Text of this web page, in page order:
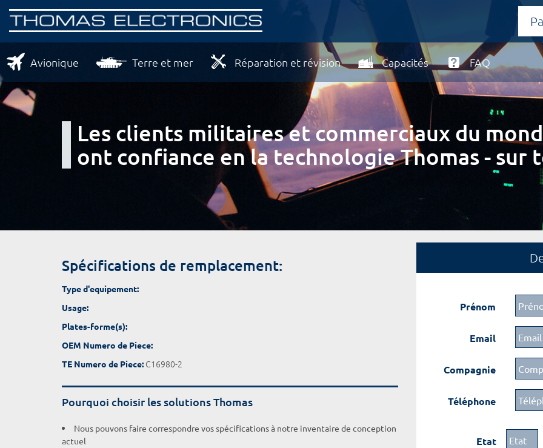
Avionique Terre et mer Réparation et révision Capacités FAQ
Les clients militaires et commerciaux du
ont confiance en la technologie Thomas - sur
Spécifications de remplacement:
Type d'equipement:
Usage:
Plates-forme(s):
OEM Numero de Piece:
TE Numero de Piece: C16980-2
Pourquoi choisir les solutions Thomas
Nous pouvons faire correspondre vos spécifications à notre inventaire de conception
actuel
Prénom
Email
Compagnie
Téléphone
Etat